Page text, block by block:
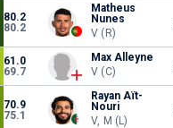
80.2
80.2
Matheus
Nunes
V (R)
61.0
69.7
Max Alleyne
V (C)
70.9
75.1
Rayan Aït-
Nouri
V, M (L)